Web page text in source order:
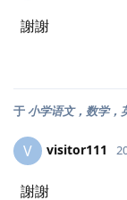
謝謝
于小学语文，数学，
V visitor111
謝謝